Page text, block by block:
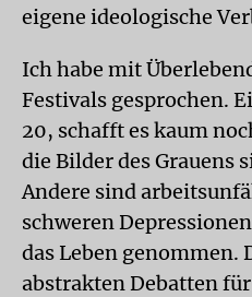
eigene ideologische
Ich habe mit
Festivals gesprochen.
20, schafft es kaum
die Bilder des Grauens
Andere sind
schweren
das Leben genommen.
abstrakten Debatten